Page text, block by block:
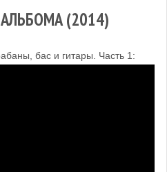
NIRVANA
Big
Show»
(2014)
бас и гитары. Часть 1: